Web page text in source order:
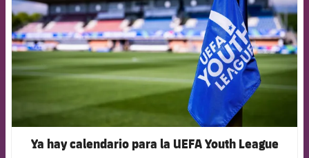
Ya hay calendario para la UEFA Youth League